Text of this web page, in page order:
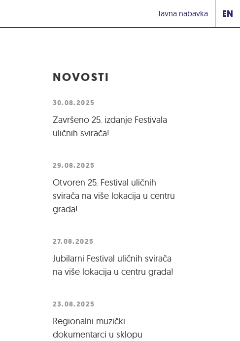
EN
Javna nabavka
NOVOSTI
30.08.2025
Završeno 25. izdanje Festivala
uličnih svirača!
29.08.2025
Otvoren 25. Festival uličnih
svirača na više lokacija u centru
grada!
27.08.2025
Jubilarni Festival uličnih svirača
na više lokacija u centru grada!
23.08.2025
Regionalni muzički
dokumentarci u sklopu